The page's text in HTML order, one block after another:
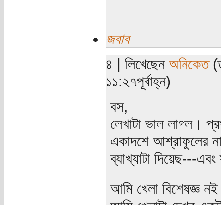
জবাব
৪ | লিখেছেন অনিকেত
১১:২৭পূর্বাহ্ন)
বস,
লেখাটা ভাল লাগল।
একাদশে আশ্রাফুলের
ব্যাখ্যাটা দিয়েছ---
আমি খেলা বিশেষজ্ঞ